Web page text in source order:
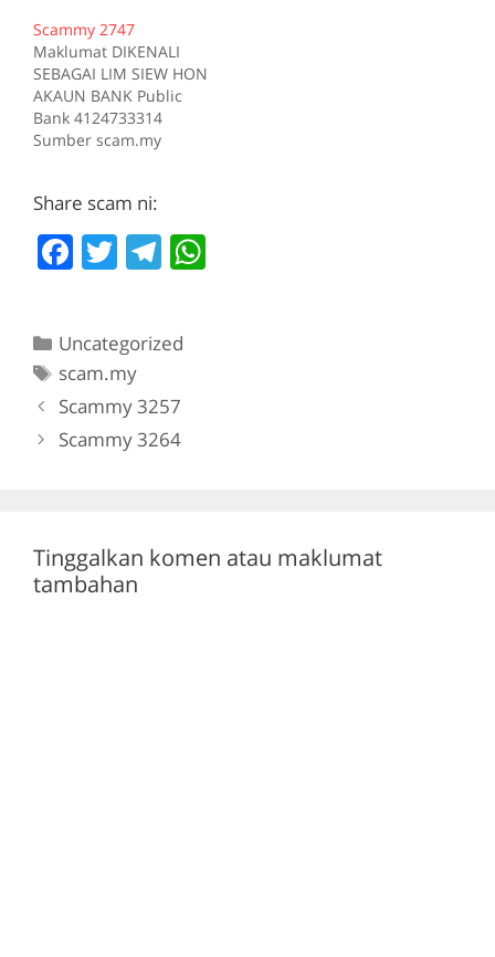
scam.my id:3064
Scammy 2747
Maklumat DIKENALI
SEBAGAI LIM SIEW HON
AKAUN BANK Public
Bank 4124733314
Sumber scam.my
Share scam ni:
F
e
b
o
T
er
T
gr
a
m
Categories
Uncategorized
Tags
scam.my
Scammy 3257
Scammy 3264
Tinggalkan komen atau maklumat
tambahan